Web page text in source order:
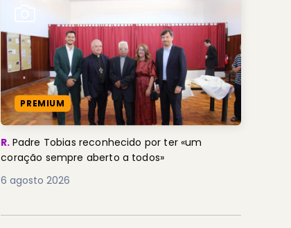
PREMIUM
R. Padre Tobias reconhecido por ter «um
coração sempre aberto a todos»
6 agosto 2026